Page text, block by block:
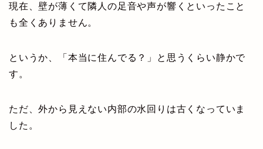
現在、壁が薄くて隣人の足音や声が響くといったこと
も全くありません。
というか、「本当に住んでる？」と思うくらい静かで
す。
ただ、外から見えない内部の水回りは古くなっていま
した。